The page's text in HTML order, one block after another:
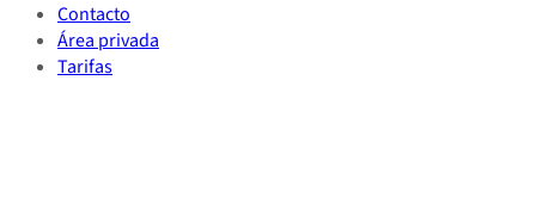
Contacto
Área privada
Tarifas